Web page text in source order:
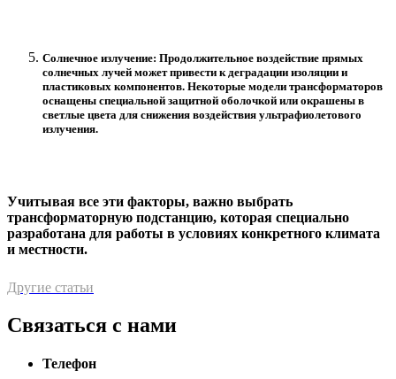
Солнечное излучение: Продолжительное воздействие прямых
солнечных лучей может привести к деградации изоляции и
пластиковых компонентов. Некоторые модели трансформаторов
оснащены специальной защитной оболочкой или окрашены в
светлые цвета для снижения воздействия ультрафиолетового
излучения.
Учитывая все эти факторы, важно выбрать
трансформаторную подстанцию, которая специально
разработана для работы в условиях конкретного климата
и местности.
Другие статьи
Связаться с нами
Телефон